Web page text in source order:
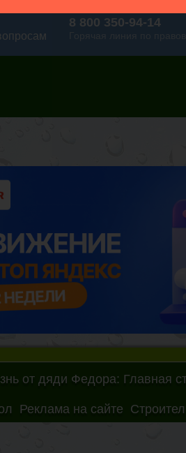
от дяди Федора: Главная
Реклама на сайте